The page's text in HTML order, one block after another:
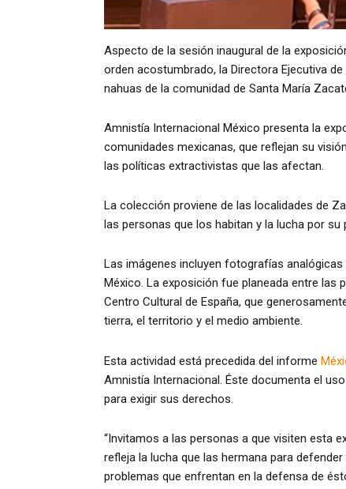
Aspecto de la sesión inaugural de la
orden acostumbrado, la Directora Ejecutiva
nahuas de la comunidad de Santa María
Amnistía Internacional México presenta la
comunidades mexicanas, que reflejan su
las políticas extractivistas que las afectan.
La colección proviene de las localidades de
las personas que los habitan y la lucha por
Las imágenes incluyen fotografías
México. La exposición fue planeada entre las
Centro Cultural de España, que
tierra, el territorio y el medio ambiente.
Esta actividad está precedida del informe
Amnistía Internacional. Éste documenta el
para exigir sus derechos.
“Invitamos a las personas a que visiten esta
refleja la lucha que las hermana para
problemas que enfrentan en la defensa de